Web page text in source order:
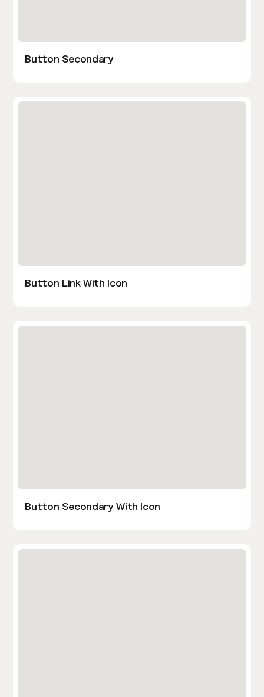
Button Secondary
Button Link With Icon
Button Secondary With Icon